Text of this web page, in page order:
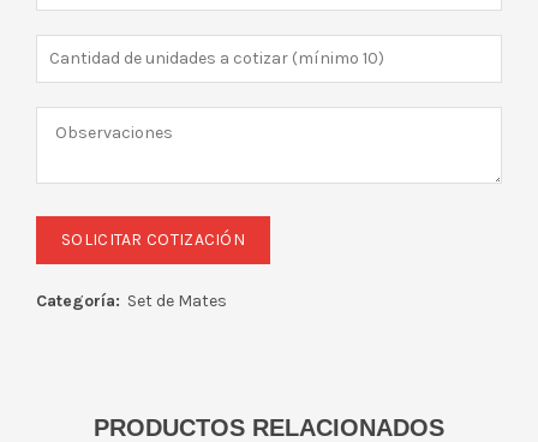
Categoría: Set de Mates
PRODUCTOS RELACIONADOS